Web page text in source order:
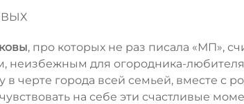
, про которых не раз писала «МП»,
неизбежным для огородника-
в черте города всей семьей, вместе с
на себе эти счастливые